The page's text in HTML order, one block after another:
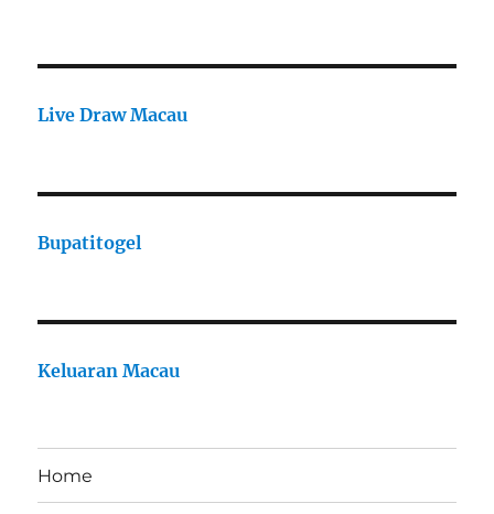
Live Draw Macau
Bupatitogel
Keluaran Macau
Home